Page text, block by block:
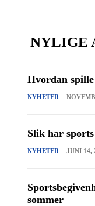
NYLIGE
Hvordan
NYHETER
Slik har
NYHETER JUNI 14,
sommer